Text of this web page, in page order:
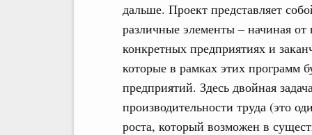
дальше. Проект представляет
различные элементы – начиная
конкретных предприятиях и
которые в рамках этих программ
предприятий. Здесь двойная
производительности труда (это
роста, который возможен в